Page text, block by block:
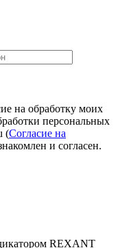
на обработку моих
персональных
(Согласие на
и согласен.
REXANT